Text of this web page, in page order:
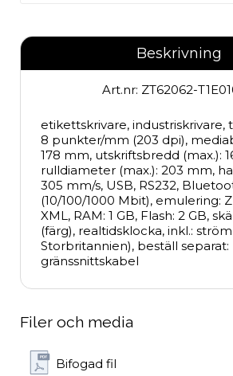
Beskrivning
Art.nr: ZT62062-
etikettskrivare, industriskrivare,
8 punkter/mm (203 dpi),
178 mm, utskriftsbredd (max.):
rulldiameter (max.): 203 mm,
305 mm/s, USB, RS232,
(10/100/1000 Mbit), emulering:
XML, RAM: 1 GB, Flash: 2 GB,
(färg), realtidsklocka, inkl.:
Storbritannien), beställ separat:
gränssnittskabel
Filer och media
Bifogad fil